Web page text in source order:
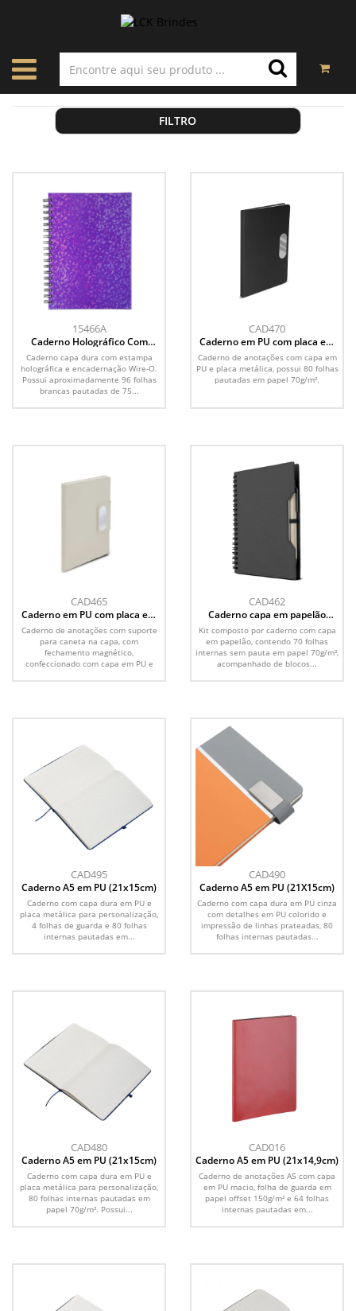
FILTRO
15466A
Caderno Holográfico Com
Pauta
Caderno capa dura com estampa
holográfica e encadernação Wire-O.
Possui aproximadamente 96 folhas
brancas pautadas de 75...
CAD470
Caderno em PU com placa em
metal
Caderno de anotações com capa em
PU e placa metálica, possui 80 folhas
pautadas em papel 70g/m².
CAD465
Caderno em PU com placa em
metal
Caderno de anotações com suporte
para caneta na capa, com
fechamento magnético,
confeccionado com capa em PU e
CAD462
Caderno capa em papelão
reciclado com caneta
Kit composto por caderno com capa
em papelão, contendo 70 folhas
internas sem pauta em papel 70g/m²,
acompanhado de blocos...
CAD495
Caderno A5 em PU (21x15cm)
Caderno com capa dura em PU e
placa metálica para personalização,
4 folhas de guarda e 80 folhas
internas pautadas em...
CAD490
Caderno A5 em PU (21X15cm)
Caderno com capa dura em PU cinza
com detalhes em PU colorido e
impressão de linhas prateadas, 80
folhas internas pautadas...
CAD480
Caderno A5 em PU (21x15cm)
Caderno com capa dura em PU e
placa metálica para personalização,
80 folhas internas pautadas em
papel 70g/m². Possui...
CAD016
Caderno A5 em PU (21x14,9cm)
Caderno de anotações A5 com capa
em PU macio, folha de guarda em
papel offset 150g/m² e 64 folhas
internas pautadas em...